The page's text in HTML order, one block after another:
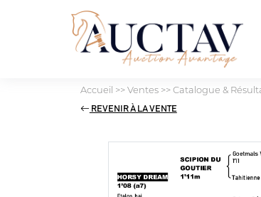
Accueil >>Ventes>>Catalogue &
REVENIR À LA VENTE